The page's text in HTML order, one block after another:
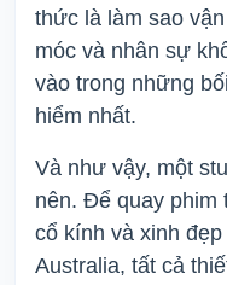
thức là làm sao
móc và nhân sự
vào trong những
hiểm nhất.
Và như vậy, một
nên. Để quay phim
cổ kính và xinh
Australia, tất cả